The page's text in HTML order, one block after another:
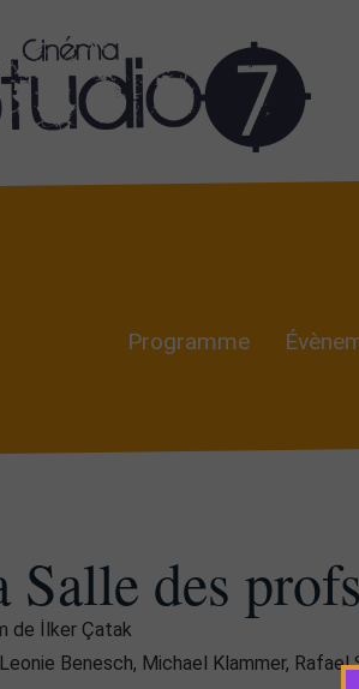
Programme
Salle des profs
de İlker Çatak
Benesch, Michael Klammer, Rafael